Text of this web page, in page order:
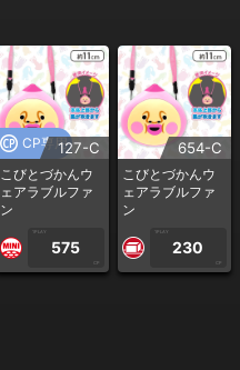
CP専用127-C
こびとづかんウ
ェアラブルファ
ン
1PLAY
575
CP
654-C
こびとづかんウ
ェアラブルファ
ン
1PLAY
230
CP